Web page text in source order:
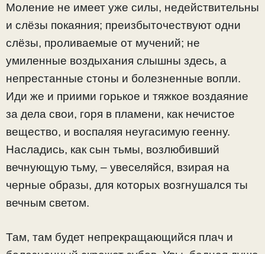
Моление не имеет уже силы, недействительны
и слёзы покаяния; преизбыточествуют одни
слёзы, проливаемые от мучений; не
умиленные воздыхания слышны здесь, а
непрестанные стоны и болезненные вопли.
Иди же и приими горькое и тяжкое воздаяние
за дела свои, горя в пламени, как нечистое
вещество, и воспаляя неугасимую геенну.
Насладись, как сын тьмы, возлюбивший
вечнующую тьму, – увеселяйся, взирая на
черные образы, для которых возгнушался ты
вечным светом.
Там, там будет непрекращающийся плач и